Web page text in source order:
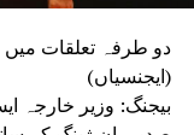
دو طرفہ تعلقات میں
(ایجنسیاں)
بیجنگ: وزیر خارجہ